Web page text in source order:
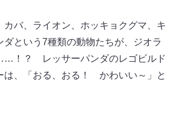
カバ、ライオン、ホッキョクグマ、キ
ダという7種類の動物たちが、ジオラ
！？ レッサーパンダのレゴビルド
は、「おる、おる！ かわいい～」と